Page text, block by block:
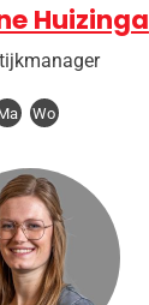
Huizinga
Wo